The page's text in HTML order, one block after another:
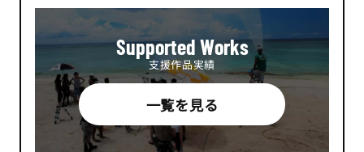
Supported Works
支援作品実績
一覧を見る